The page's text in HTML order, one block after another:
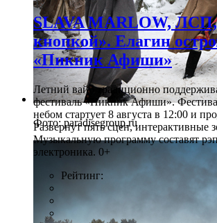
Фото: paradisegroup.ru
SLAVA MARLOW, ЛСП,
кнопкой». Елагин
«Пикник Афиши»
Летний вайб традиционно
фестиваль «Пикник Афиши».
небом стартует 8 августа в 12:00 и
Развернут пять сцен, интерактивные
Музыкальную программу составят
электроника. 0+
Рейтинг: